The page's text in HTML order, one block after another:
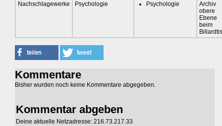
Nachschlagewerke
Psychologie Psychologie
Archiv
obere
Ebene
beim
Kommentare
Bisher wurden noch keine Kommentare abgegeben.
Kommentar abgeben
Deine aktuelle Netzadresse: 216.73.217.33